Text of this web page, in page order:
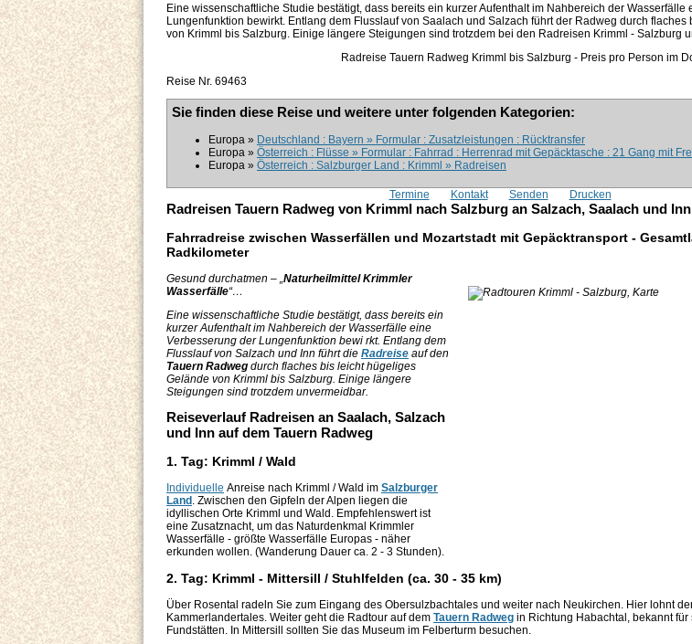
Eine wissenschaftliche Studie bestätigt, dass bereits ein kurzer Aufenthalt im Nahbereich der Wasserfälle
Lungenfunktion bewirkt. Entlang dem Flusslauf von Saalach und Salzach führt der Radweg durch
von Krimml bis Salzburg. Einige längere Steigungen sind trotzdem bei den Radreisen Krimml - Salzburg
Radreise Tauern Radweg Krimml bis Salzburg - Preis pro Person im
Reise Nr. 69463
Sie finden diese Reise und weitere unter folgenden Kategorien:
Europa » Deutschland : Bayern » Formular : Zusatzleistungen : Rücktransfer
Europa » Österreich : Flüsse » Formular : Fahrrad : Herrenrad mit Gepäcktasche : 21 Gang mit
Europa » Österreich : Salzburger Land : Krimml » Radreisen
Termine Kontakt Senden Drucken
Radreisen Tauern Radweg von Krimml nach Salzburg an Salzach, Saalach und Inn
Fahrradreise zwischen Wasserfällen und Mozartstadt mit Gepäcktransport -
Radkilometer
Gesund durchatmen – „Naturheilmittel Krimmler
Wasserfälle“…
Eine wissenschaftliche Studie bestätigt, dass bereits ein
kurzer Aufenthalt im Nahbereich der Wasserfälle eine
Verbesserung der Lungenfunktion bewi rkt. Entlang dem
Flusslauf von Salzach und Inn führt die Radreise auf den
Tauern Radweg durch flaches bis leicht hügeliges
Gelände von Krimml bis Salzburg. Einige längere
Steigungen sind trotzdem unvermeidbar.
Reiseverlauf Radreisen an Saalach, Salzach
und Inn auf dem Tauern Radweg
1. Tag: Krimml / Wald
Individuelle Anreise nach Krimml / Wald im Salzburger
Land . Zwischen den Gipfeln der Alpen liegen die
idyllischen Orte Krimml und Wald. Empfehlenswert ist
eine Zusatznacht, um das Naturdenkmal Krimmler
Wasserfälle - größte Wasserfälle Europas - näher
erkunden wollen. (Wanderung Dauer ca. 2 - 3 Stunden).
2. Tag: Krimml - Mittersill / Stuhlfelden (ca. 30 - 35 km)
Über Rosental radeln Sie zum Eingang des Obersulzbachtales und weiter nach Neukirchen. Hier lohnt
Kammerlandertales. Weiter geht die Radtour auf dem Tauern Radweg in Richtung Habachtal, bekannt für
Fundstätten. In Mittersill sollten Sie das Museum im Felberturm besuchen.